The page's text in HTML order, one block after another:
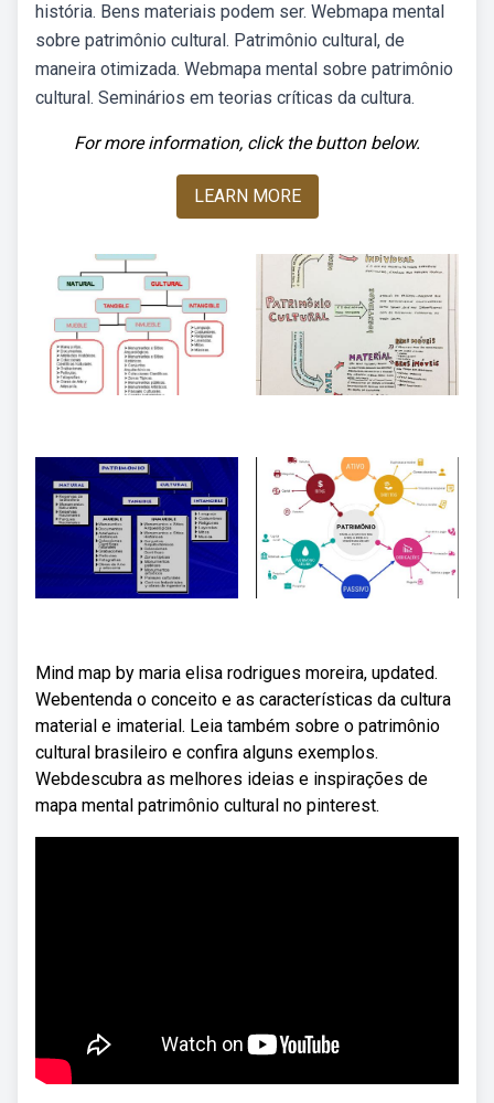
história. Bens materiais podem ser. Webmapa mental
sobre patrimônio cultural. Patrimônio cultural, de
maneira otimizada. Webmapa mental sobre patrimônio
cultural. Seminários em teorias críticas da cultura.
For more information, click the button below.
LEARN MORE
Mind map by maria elisa rodrigues moreira, updated.
Webentenda o conceito e as características da cultura
material e imaterial. Leia também sobre o patrimônio
cultural brasileiro e confira alguns exemplos.
Webdescubra as melhores ideias e inspirações de
mapa mental patrimônio cultural no pinterest.